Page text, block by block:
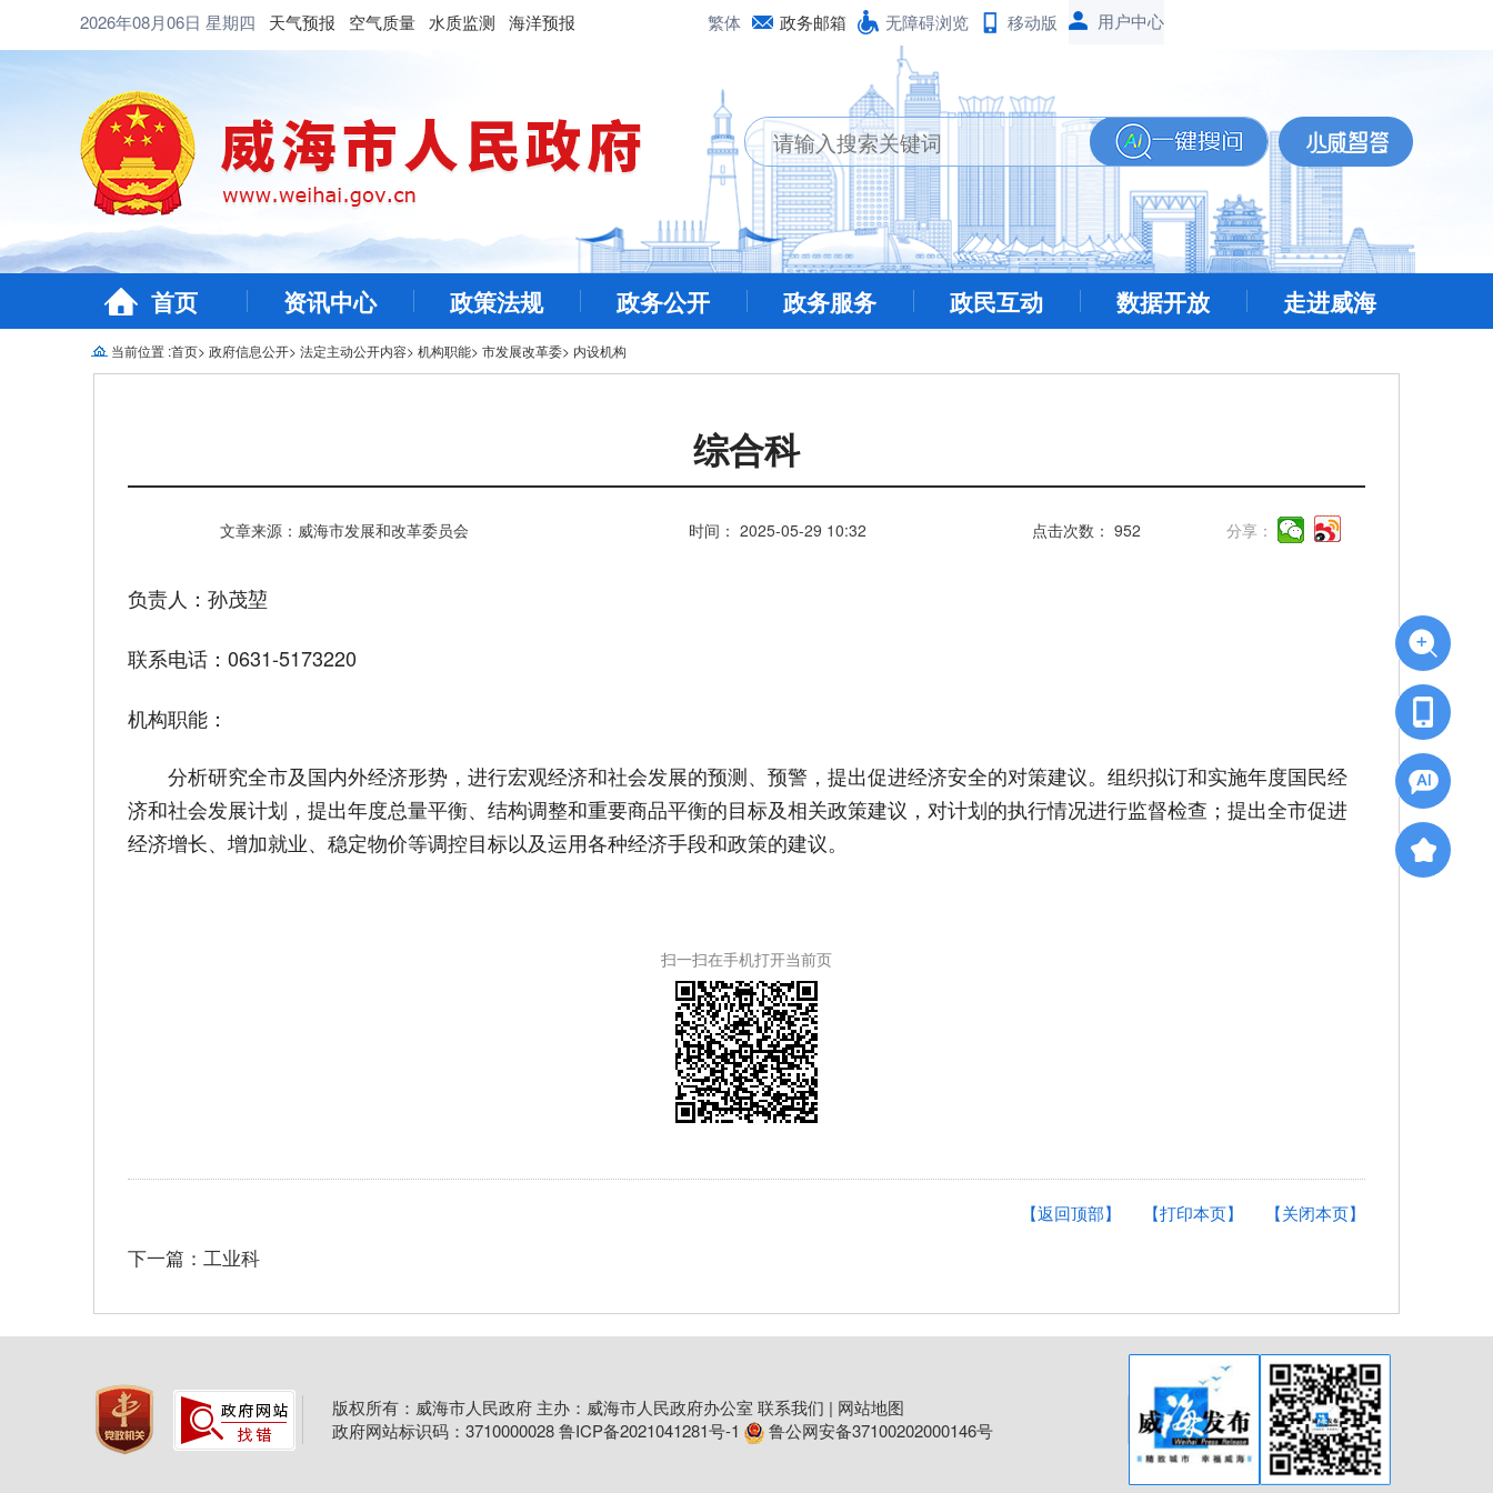
2026年08月06日 星期四 天气预报 空气质量 水质监测 海洋预报 繁体 政务邮箱 无障碍浏览 移动版
首页 资讯中心 政策法规 政务公开 政务服务 政民互动 数据开放 走进威海
当前位置 :首页> 政府信息公开> 法定主动公开内容> 机构职能> 市发展改革委> 内设机构
综合科
文章来源：威海市发展和改革委员会 时间： 2025-05-29 10:32 点击次数：952 分享：
负责人：孙茂堃
联系电话：0631-5173220
机构职能：
分析研究全市及国内外经济形势，进行宏观经济和社会发展的预测、预警，提出促进经济安全的对策建议。组织拟订和实施年度国民经
济和社会发展计划，提出年度总量平衡、结构调整和重要商品平衡的目标及相关政策建议，对计划的执行情况进行监督检查；提出全市促进
经济增长、增加就业、稳定物价等调控目标以及运用各种经济手段和政策的建议。
扫一扫在手机打开当前页
【关闭本页】
【打印本页】
【返回顶部】
下一篇：工业科
版权所有：威海市人民政府 主办：威海市人民政府办公室 联系我们 | 网站地图
政府网站标识码：3710000028鲁ICP备2021041281号-1 鲁公网安备37100202000146号